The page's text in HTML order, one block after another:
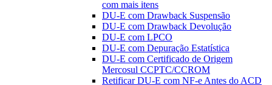
com mais itens
DU-E com Drawback Suspensão
DU-E com Drawback Devolução
DU-E com LPCO
DU-E com Depuração Estatística
DU-E com Certificado de Origem
Mercosul CCPTC/CCROM
Retificar DU-E com NF-e Antes do ACD